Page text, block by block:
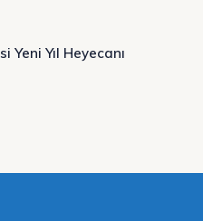
Yeni Yıl Heyecanı